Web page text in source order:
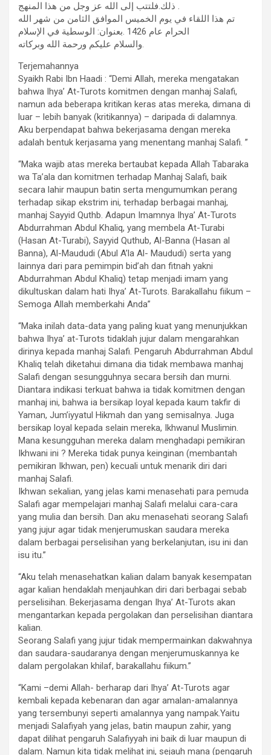
ذلك.فلتتب إلى الله عز وجل من هذا المنهج .
تم هذا اللقاء في يوم الخميس الموافق الثامن من شهر الله
الحرام عام 1426 .بعنوان: الوسطية في الإسلام
والسلام عليكم ورحمة الله وبركاته.
Terjemahannya
Syaikh Rabi Ibn Haadi : “Demi Allah, mereka mengatakan
bahwa Ihya’ At-Turots komitmen dengan manhaj Salafi,
namun ada beberapa kritikan keras atas mereka, dimana di
luar – lebih banyak (kritikannya) – daripada di dalamnya.
Aku berpendapat bahwa bekerjasama dengan mereka
adalah bentuk kerjasama yang menentang manhaj Salafi. ”
“Maka wajib atas mereka bertaubat kepada Allah Tabaraka
wa Ta’ala dan komitmen terhadap Manhaj Salafi, baik
secara lahir maupun batin serta mengumumkan perang
terhadap sikap ekstrim ini, terhadap berbagai manhaj,
manhaj Sayyid Quthb. Adapun Imamnya Ihya’ At-Turots
Abdurrahman Abdul Khaliq, yang membela At-Turabi
(Hasan At-Turabi), Sayyid Quthub, Al-Banna (Hasan al
Banna), Al-Maududi (Abul A’la Al- Maududi) serta yang
lainnya dari para pemimpin bid’ah dan fitnah yakni
Abdurrahman Abdul Khaliq) tetap menjadi imam yang
dikultuskan dalam hati Ihya’ At-Turots. Barakallahu fiikum –
Semoga Allah memberkahi Anda”
“Maka inilah data-data yang paling kuat yang menunjukkan
bahwa Ihya’ at-Turots tidaklah jujur dalam mengarahkan
dirinya kepada manhaj Salafi. Pengaruh Abdurrahman Abdul
Khaliq telah diketahui dimana dia tidak membawa manhaj
Salafi dengan sesungguhnya secara bersih dan murni.
Diantara indikasi terkuat bahwa ia tidak komitmen dengan
manhaj ini, bahwa ia bersikap loyal kepada kaum takfir di
Yaman, Jum’iyyatul Hikmah dan yang semisalnya. Juga
bersikap loyal kepada selain mereka, Ikhwanul Muslimin.
Mana kesungguhan mereka dalam menghadapi pemikiran
Ikhwani ini ? Mereka tidak punya keinginan (membantah
pemikiran Ikhwan, pen) kecuali untuk menarik diri dari
manhaj Salafi.
Ikhwan sekalian, yang jelas kami menasehati para pemuda
Salafi agar mempelajari manhaj Salafi melalui cara-cara
yang mulia dan bersih. Dan aku menasehati seorang Salafi
yang jujur agar tidak menjerumuskan saudara mereka
dalam berbagai perselisihan yang berkelanjutan, isu ini dan
isu itu.”
“Aku telah menasehatkan kalian dalam banyak kesempatan
agar kalian hendaklah menjauhkan diri dari berbagai sebab
perselisihan. Bekerjasama dengan Ihya’ At-Turots akan
mengantarkan kepada pergolakan dan perselisihan diantara
kalian.
Seorang Salafi yang jujur tidak mempermainkan dakwahnya
dan saudara-saudaranya dengan menjerumuskannya ke
dalam pergolakan khilaf, barakallahu fiikum.”
“Kami –demi Allah- berharap dari Ihya’ At-Turots agar
kembali kepada kebenaran dan agar amalan-amalannya
yang tersembunyi seperti amalannya yang nampak.Yaitu
menjadi Salafiyah yang jelas, batin maupun zahir, yang
dapat dilihat pengaruh Salafiyyah ini baik di luar maupun di
dalam. Namun kita tidak melihat ini, sejauh mana (pengaruh